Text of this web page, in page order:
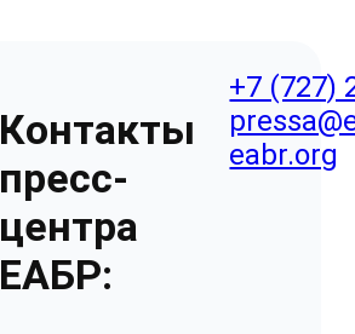
Контакты
пресс-
центра
ЕАБР:
+7 (727)
eabr.org